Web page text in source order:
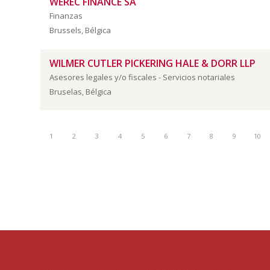
Finanzas
Brussels, Bélgica
WILMER CUTLER PICKERING HALE & DORR LLP
Asesores legales y/o fiscales - Servicios notariales
Bruselas, Bélgica
1 2 3 4 5 6 7 8 9 10